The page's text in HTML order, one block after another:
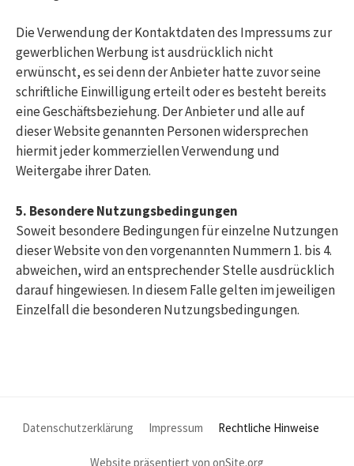
Die Verwendung der Kontaktdaten des Impressums zur
gewerblichen Werbung ist ausdrücklich nicht
erwünscht, es sei denn der Anbieter hatte zuvor seine
schriftliche Einwilligung erteilt oder es besteht bereits
eine Geschäftsbeziehung. Der Anbieter und alle auf
dieser Website genannten Personen widersprechen
hiermit jeder kommerziellen Verwendung und
Weitergabe ihrer Daten.
5. Besondere Nutzungsbedingungen
Soweit besondere Bedingungen für einzelne Nutzungen
dieser Website von den vorgenannten Nummern 1. bis 4.
abweichen, wird an entsprechender Stelle ausdrücklich
darauf hingewiesen. In diesem Falle gelten im jeweiligen
Einzelfall die besonderen Nutzungsbedingungen.
Datenschutzerklärung Impressum Rechtliche Hinweise
Website präsentiert von onSite.org